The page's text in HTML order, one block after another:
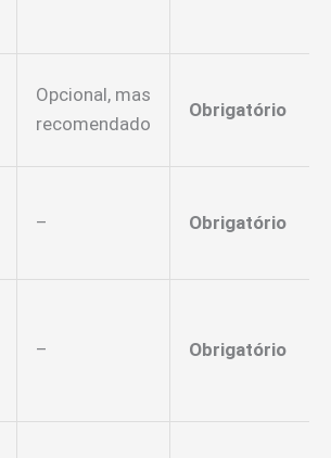
Opcional, mas
recomendado
Obrigatório
– Obrigatório
– Obrigatório